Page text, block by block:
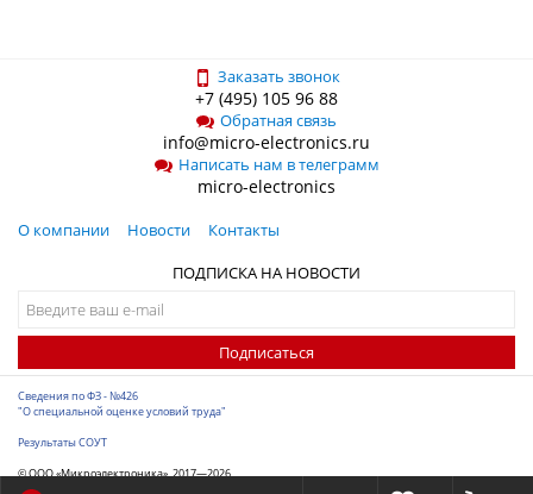
Заказать звонок
+7 (495) 105 96 88
Обратная связь
info@micro-electronics.ru
Написать нам в телеграмм
micro-electronics
О компании Новости
Контакты
ПОДПИСКА НА НОВОСТИ
Подписаться
Сведения по ФЗ - №426
"О специальной оценке условий труда"
Результаты СОУТ
© ООО «Микроэлектроника», 2017—2026
Разработка сайта